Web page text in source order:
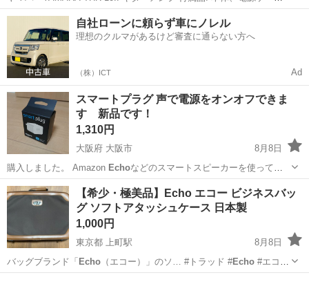
ル、元箱、説明書等完備 少し自宅利用したのみで保管していたので、
状態良好かと思います。 デスクトップでの使用に最適な、多彩なアン
プモデルと...
東京 渋谷区 代々木上原駅 アンプ
自社ローンに頼らず車にノレル
理想のクルマがあるけど審査に通らない方へ
（株）ICT Ad
スマートプラグ 声で電源をオンオフできま
す 新品です！
1,310円
大阪府 大阪市
8月8日
購入しました。 Amazon Echoなどのスマートスピーカーを使って家
電…
大阪 大阪市 家電 プラグ
【希少・極美品】Echo エコー ビジネスバッ
グ ソフトアタッシュケース 日本製
1,000円
東京都 上町駅
8月8日
バッグブランド「Echo （エコー）」のソ… #トラッド #Echo#エコー
#イ…